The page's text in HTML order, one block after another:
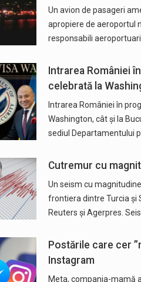
Un avion de pasageri
apropiere de aeroportul
responsabili
Intrarea României
celebrată la
Intrarea României în
Washington, cât și la
sediul Departamentului
Cutremur cu
Un seism cu
frontiera dintre Turcia şi
Reuters și Agerpres.
Postările care cer
Instagram
Meta, compania-mamă